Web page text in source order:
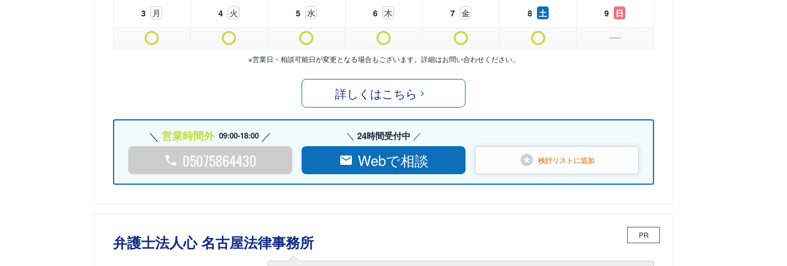
3 月 4 火 5 水 6 木 7 金 8 土 9 日
※営業日・相談可能日が変更となる場合もございます。詳細はお問い合わせください。
詳しくはこちら
営業時間外 09:00-18:00
05075864430
24時間受付中
Webで相談 検討リストに追加
弁護士法人心 名古屋法律事務所 PR